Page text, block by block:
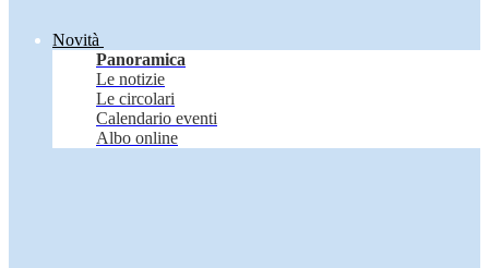
Novità
Panoramica
Le notizie
Le circolari
Calendario eventi
Albo online